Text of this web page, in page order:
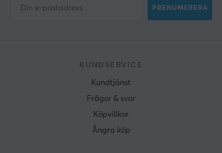
PRENUMERERA
KUNDSERVICE
Kundtjänst
Frågor & svar
Köpvillkor
Ångra köp